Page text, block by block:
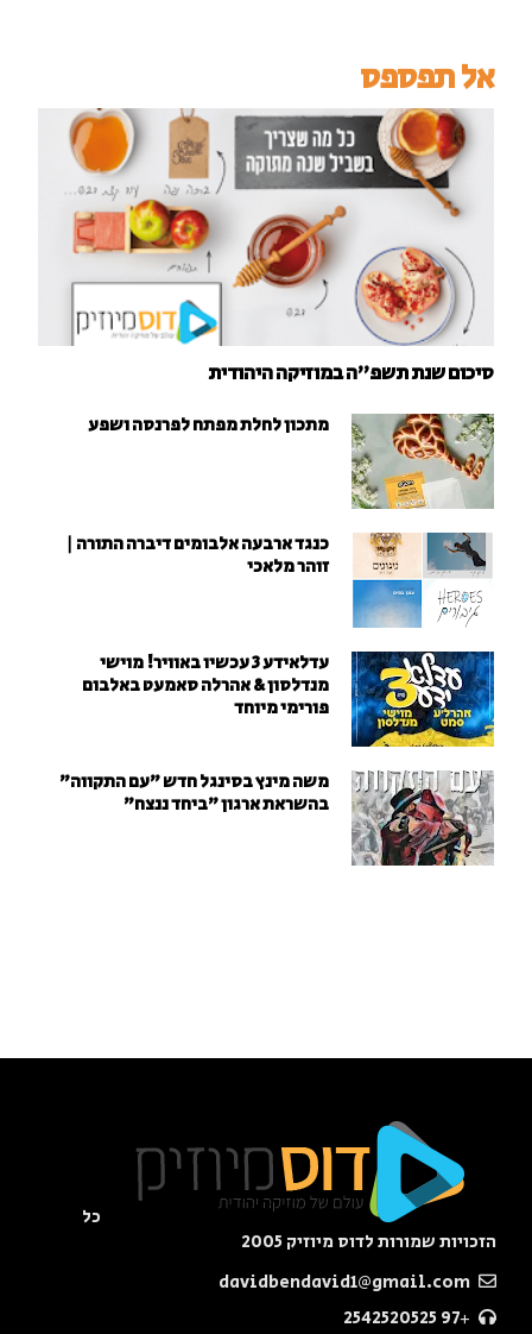
אל תפספס
סיכום שנת תשפ"ה במוזיקה היהודית
מתכון לחלת מפתח לפרנסה ושפע
כנגד ארבעה אלבומים דיברה התורה |
זוהר מלאכי
עדלאידע 3 עכשיו באוויר! מוישי
מנדלסון & אהרלה סאמעט באלבום
פורימי מיוחד
משה מינץ בסינגל חדש ״עם התקווה״
בהשראת ארגון "ביחד ננצח"
כל
הזכויות שמורות לדוס מיוזיק 2005
+97 2542520525